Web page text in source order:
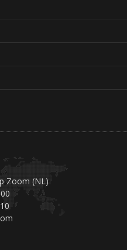
Zoom (NL)